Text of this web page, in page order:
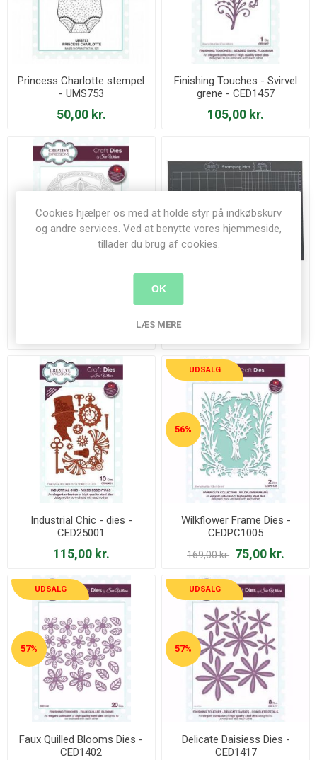
Princess Charlotte stempel
- UMS753
50,00 kr.
Finishing Touches - Svirvel
grene - CED1457
105,00 kr.
Industrial Chic - dies -
CED25001
115,00 kr.
UDSALG
56%
Wilkflower Frame Dies -
CEDPC1005
169,00 kr. 75,00 kr.
UDSALG
57%
Faux Quilled Blooms Dies -
CED1402
UDSALG
57%
Delicate Daisiess Dies -
CED1417
Cookies hjælper os med at holde styr på indkøbskurv
og andre services. Ved at benytte vores hjemmeside,
tillader du brug af cookies.
OK
LÆS MERE